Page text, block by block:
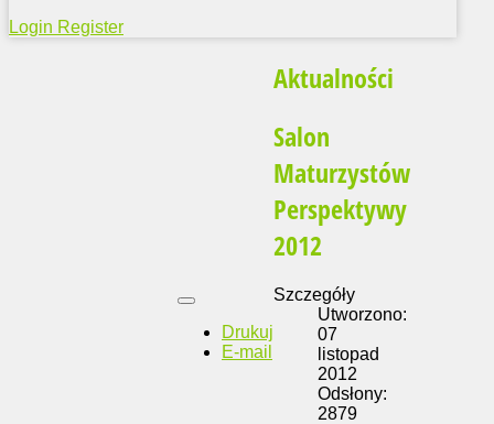
Login Register
Aktualności
Salon
Maturzystów
Perspektywy
2012
Drukuj
E-mail
Szczegóły
Utworzono:
07
listopad
2012
Odsłony:
2879